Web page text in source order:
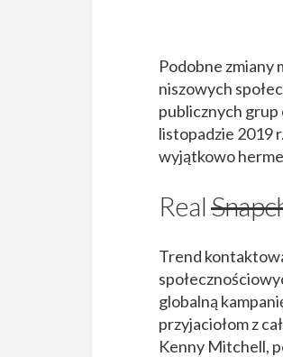
Podobne zmiany
niszowych
publicznych
listopadzie 2019
wyjątkowo
Real
Trend
globalną
przyjaciołom z
Kenny Mitchell,